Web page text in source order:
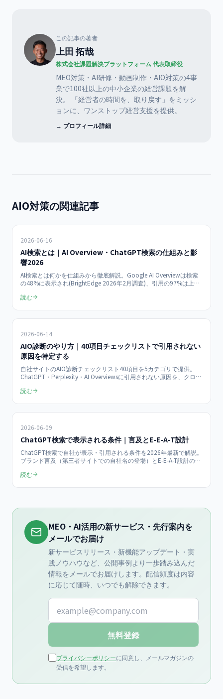
この記事の著者
上田 拓哉
株式会社課題解決プラットフォーム 代表取締役
MEO対策・AI研修・動画制作・AIO対策の4事
業で100社以上の中小企業の経営課題を解
決。 「経営者の時間を、取り戻す」をミッシ
ョンに、ワンストップ経営支援を提供。
→ プロフィール詳細
AIO対策の関連記事
2026-06-16
AI検索とは｜AI Overview・ChatGPT検索の仕組みと影
響2026
AI検索とは何かを仕組みから徹底解説。Google AI Overviewは検索
の48%に表示され(BrightEdge 2026年2月調査)、引用の97%は上位
索・Perplexityの違いと事業者への影響、今日からできる対策チェッ
読む
2026-06-14
AIO診断のやり方｜40項目チェックリストで引用されない
原因を特定する
自社サイトのAIO診断チェックリスト40項目を5カテゴリで提供。
ChatGPT・Perplexity・AI Overviewsに引用されない原因を、クロー
す。優先度別の改善手順とROIの考え方まで、月¥100,000〜のAIO
読む
2026-06-09
ChatGPT検索で表示される条件｜言及とE-E-A-T設計
ChatGPT検索で自社が表示・引用される条件を2026年最新で解説。
ブランド言及（第三者サイトでの自社名の登場）とE-E-A-T設計の2
定までを中小企業向けにまとめた実践ガイドです。検索結果ページ
読む
MEO・AI活用の新サービス・先行案内を
メールでお届け
新サービスリリース・新機能アップデート・実
践ノウハウなど、公開事例より一歩踏み込んだ
情報をメールでお届けします。配信頻度は内容
に応じて随時、いつでも解除できます。
メールアドレス
無料登録
プライバシーポリシーに同意し、メールマガジンの
受信を希望します。